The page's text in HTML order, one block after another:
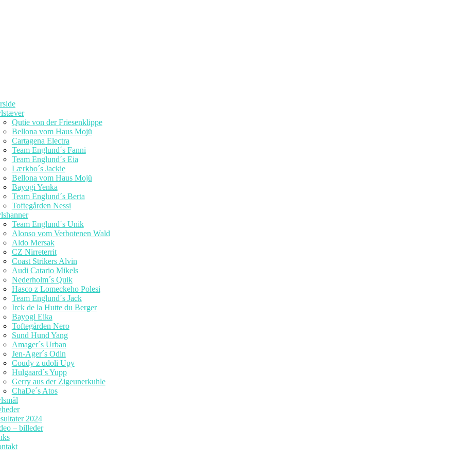
Qutie von der Friesenklippe
Bellona vom Haus Mojü
Cartagena Electra
Team Englund´s Fanni
Team Englund´s Eia
Lærkbo´s Jackie
Bellona vom Haus Mojü
Bayogi Yenka
Team Englund´s Berta
Toftegården Nessi
Team Englund´s Unik
Alonso vom Verbotenen Wald
Aldo Mersak
CZ Nirreterrit
Coast Strikers Alvin
Audi Catario Mikels
Nederholm´s Quik
Hasco z Lomeckeho Polesi
Team Englund´s Jack
Irck de la Hutte du Berger
Bayogi Eika
Toftegården Nero
Sund Hund Yang
Amager´s Urban
Jen-Ager´s Odin
Coudy z udoli Upy
Hulgaard´s Yupp
Gerry aus der Zigeunerkuhle
ChaDe´s Atos
2024
– billeder